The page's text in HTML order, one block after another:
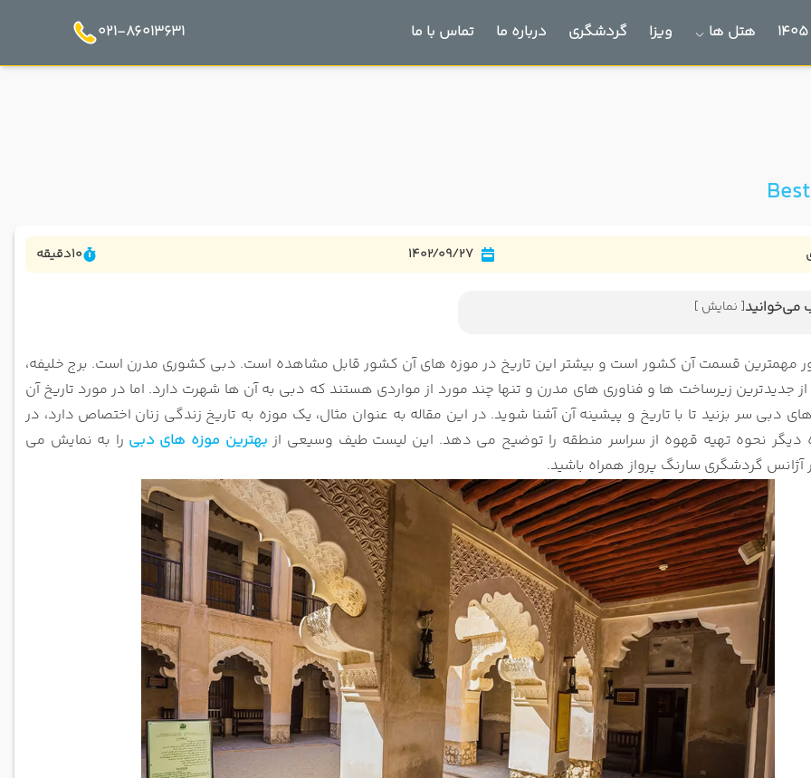
هتل ها ویزا گردشگری درباره ما تماس با ما 021-86013631
1402/09/27
10دقیقه
می‌خوانید[ نمایش ]
دبی
دبی
سعید آل مکتوم دبی
دبی
تمدن ها دبی
بیت البنات دبی
دبی
مهمترین قسمت آن کشور است و بیشتر این تاریخ در موزه های آن کشور قابل مشاهده است. دبی کشوری مدرن است. برج خلیفه،
جدیدترین زیرساخت ها و فناوری های مدرن و تنها چند مورد از مواردی هستند که دبی به آن ها شهرت دارد. اما در مورد تاریخ آن
دبی سر بزنید تا با تاریخ و پیشینه آن آشنا شوید. در این مقاله به عنوان مثال، یک موزه به تاریخ زندگی زنان اختصاص دارد، در
دیگر نحوه تهیه قهوه از سراسر منطقه را توضیح می دهد. این لیست طیف وسیعی از بهترین موزه های دبی را به نمایش می
آژانس گردشگری سارنگ پرواز همراه باشید.